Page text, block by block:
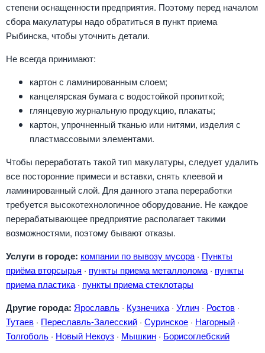
степени оснащенности предприятия. Поэтому перед началом
сбора макулатуры надо обратиться в пункт приема
Рыбинска, чтобы уточнить детали.
Не всегда принимают:
картон с ламинированным слоем;
канцелярская бумага с водостойкой пропиткой;
глянцевую журнальную продукцию, плакаты;
картон, упрочненный тканью или нитями, изделия с
пластмассовыми элементами.
Чтобы переработать такой тип макулатуры, следует удалить
все посторонние примеси и вставки, снять клеевой и
ламинированный слой. Для данного этапа переработки
требуется высокотехнологичное оборудование. Не каждое
перерабатывающее предприятие располагает такими
возможностями, поэтому бывают отказы.
Услуги в городе: компании по вывозу мусора · Пункты
приёма вторсырья · пункты приема металлолома · пункты
приема пластика · пункты приема стеклотары
Другие города: Ярославль · Кузнечиха · Углич · Ростов ·
Тутаев · Переславль-Залесский · Суринское · Нагорный ·
Толгоболь · Новый Некоуз · Мышкин · Борисоглебский